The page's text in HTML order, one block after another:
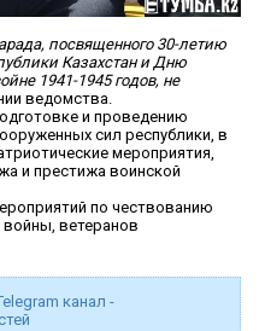
посвященного 30-летию
Казахстан и Дню
1941-1945 годов, не
ведомства.
и проведению
сил республики, в
мероприятия,
и престижа воинской
по чествованию
ветеранов
канал -